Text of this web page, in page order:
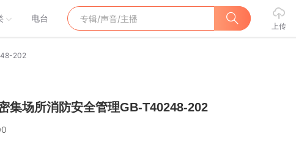
电台
上传
202
集场所消防安全管理GB-T40248-202